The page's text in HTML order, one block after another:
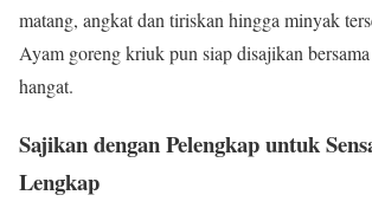
matang, angkat dan tiriskan hingga minyak
Ayam goreng kriuk pun siap disajikan
hangat.
Sajikan dengan Pelengkap untuk
Lengkap